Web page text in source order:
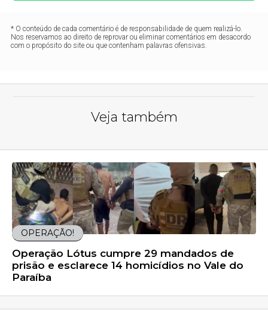
* O conteúdo de cada comentário é de responsabilidade de quem realizá-lo.
Nos reservamos ao direito de reprovar ou eliminar comentários em desacordo
com o propósito do site ou que contenham palavras ofensivas.
Veja também
OPERAÇÃO!
Operação Lótus cumpre 29 mandados de
prisão e esclarece 14 homicídios no Vale do
Paraíba